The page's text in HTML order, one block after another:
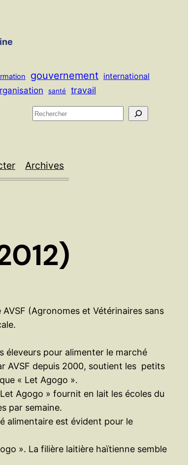
gouvernement international
santé travail
R
e
r
Archives
(Agronomes et Vétérinaires sans
éleveurs pour alimenter le marché
AVSF depuis 2000, soutient les petits
« Let Agogo ».
Agogo » fournit en lait les écoles du
par semaine.
alimentaire est évident pour le
». La filière laitière haïtienne semble